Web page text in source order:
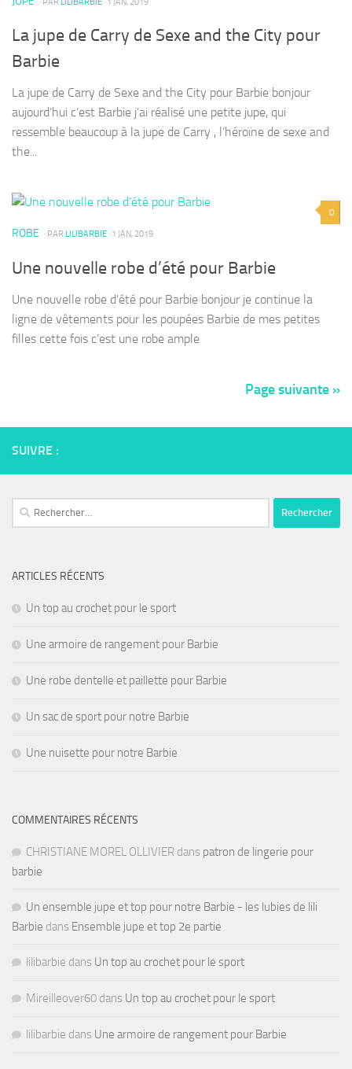
La jupe de Carry de Sexe and the City pour
Barbie
La jupe de Carry de Sexe and the City pour Barbie bonjour
aujourd’hui c’est Barbie j’ai réalisé une petite jupe, qui
ressemble beaucoup à la jupe de Carry , l’héroïne de sexe and
the...
0
ROBE · PAR LILIBARBIE · 1 JAN, 2019
Une nouvelle robe d’été pour Barbie
Une nouvelle robe d’été pour Barbie bonjour je continue la
ligne de vêtements pour les poupées Barbie de mes petites
filles cette fois c’est une robe ample
Page suivante »
SUIVRE :
Rechercher :
ARTICLES RÉCENTS
Un top au crochet pour le sport
Une armoire de rangement pour Barbie
Une robe dentelle et paillette pour Barbie
Un sac de sport pour notre Barbie
Une nuisette pour notre Barbie
COMMENTAIRES RÉCENTS
CHRISTIANE MOREL OLLIVIER dans patron de lingerie pour
barbie
Un ensemble jupe et top pour notre Barbie - les lubies de lili
Barbie dans Ensemble jupe et top 2e partie
lilibarbie dans Un top au crochet pour le sport
Mireilleover60 dans Un top au crochet pour le sport
lilibarbie dans Une armoire de rangement pour Barbie